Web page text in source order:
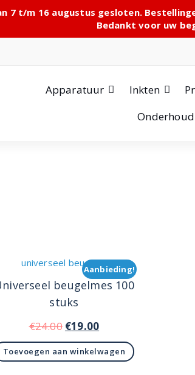
7 t/m 16 augustus gesloten.
Bedankt voor uw
Apparatuur Inkten
Aanbieding!
beugelmes 100
stuks
€24.00 Oorspronkelijke
prijs
was:
€19.00Huidige
prijs
is:
Toevoegen aan winkelwagen